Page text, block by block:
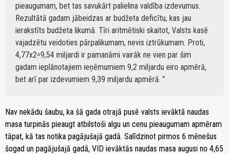
pieaugumam, bet tas savukārt palielina valdība izdevumus.
Rezultātā gadam jābeidzas ar budžeta deficītu, kas jau
ierakstīts budžeta likumā. Tīri aritmētiski skaitot, Valsts kasē
vajadzētu veidoties pārpalikumam, nevis iztrūkumam. Proti,
4,77x2=9,54 miljardi ir pamanāmi vairāk ne vien par šim
gadam ieplānotajiem ieņēmumiem 9,2 miljardu eiro apmērā,
bet arī par izdevumiem 9,39 miljardu apmērā.
Nav nekādu šaubu, ka šā gada otrajā pusē valsts ievāktā naudas
masa turpinās pieaugt atbilstoši algu un cenu pieaugumam apmēram
tāpat, kā tas notika pagājušajā gadā. Salīdzinot pirmos 6 mēnešus
šogad un pagājušajā gadā, VID ievāktās naudas masa augusi no 4,65